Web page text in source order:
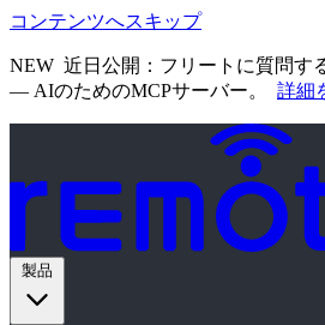
コンテンツへスキップ
NEW 近日公開：フリートに質問す
— AIのためのMCPサーバー。 詳細